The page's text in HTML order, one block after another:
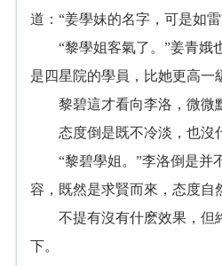
道：“姜學妹的名字，可是如
“黎學姐客氣了。”姜青娥
是四星院的學員，比她更高一
黎碧這才看向李洛，微微
态度倒是既不冷淡，也沒什
“黎碧學姐。”李洛倒是并
容，既然是求賢而來，态度自
不提有沒有什麽效果，但
下。